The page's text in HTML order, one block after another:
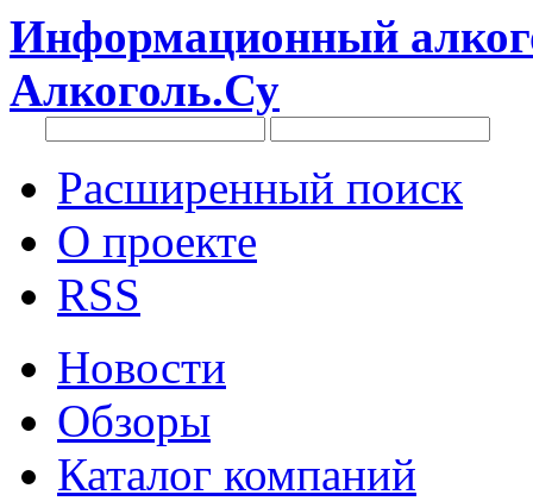
Информационный
Алкоголь.Су
Расширенный поиск
О проекте
RSS
Новости
Обзоры
Каталог компаний